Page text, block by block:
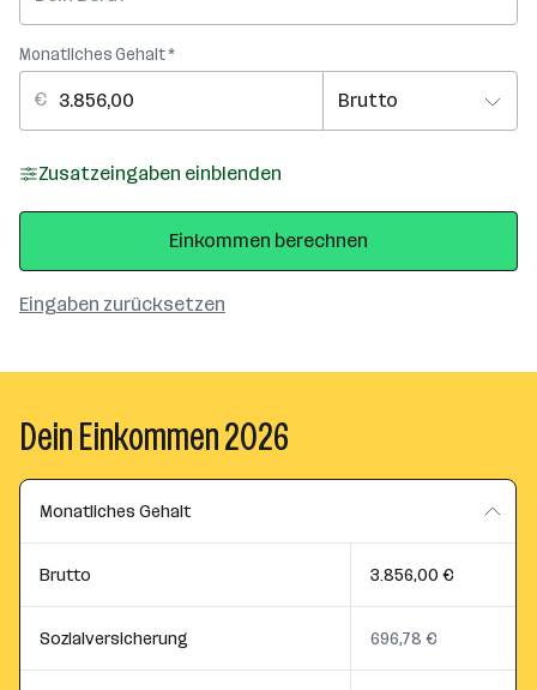
Monatliches Gehalt *
Zusatzeingaben einblenden
Eingaben zurücksetzen
Einkommen berechnen
Dein Einkommen 2026
Monatliches Gehalt
Brutto 3.856,00 €
Sozialversicherung 696,78 €